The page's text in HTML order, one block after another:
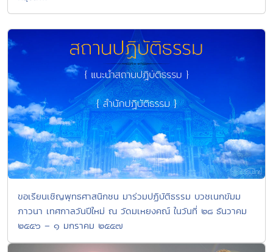
ขอเรียนเชิญพุทธศาสนิกชน มาร่วมปฏิบัติธรรม บวชเนกขัมม
ภาวนา เทศกาลวันปีใหม่ ณ วัดมเหยงคณ์ ในวันที่ ๒๘ ธันวาคม
๒๕๕๖ – ๑ มกราคม ๒๕๕๗